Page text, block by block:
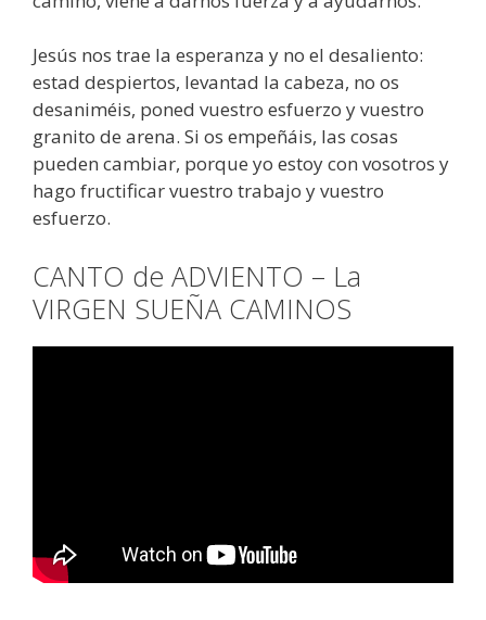
Jesús nos trae la esperanza y no el desaliento:
estad despiertos, levantad la cabeza, no os
desaniméis, poned vuestro esfuerzo y vuestro
granito de arena. Si os empeñáis, las cosas
pueden cambiar, porque yo estoy con vosotros y
hago fructificar vuestro trabajo y vuestro
esfuerzo.
CANTO de ADVIENTO – La
VIRGEN SUEÑA CAMINOS